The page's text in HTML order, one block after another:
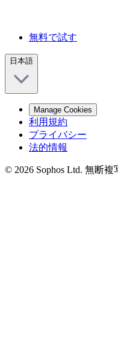
無料で試す
日本語
Manage Cookies
利用規約
プライバシー
法的情報
© 2026 Sophos Ltd. 無断複